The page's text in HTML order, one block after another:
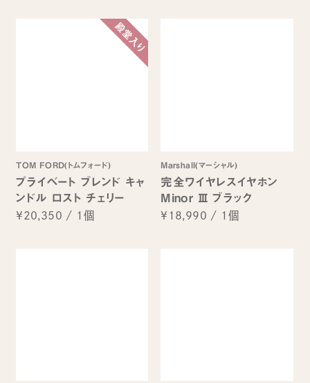
TOM FORD(トムフォード)
プライベート ブレンド キャ
ンドル ロスト チェリー
¥20,350 / 1個
Marshall(マーシャル)
完全ワイヤレスイヤホン
Minor Ⅲ ブラック
¥18,990 / 1個